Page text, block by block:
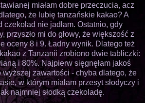
miałam dobre przeczucia, acz
że lubię tanzańskie kakao? A
czekolad nie jadłam. Ostatnio, gdy
przyszło mi do głowy, że większość z
oceny 8 i 9. Ładny wynik. Dlatego też
z Tanzanii zrobiono dwie tabliczki:
i 80%. Najpierw sięgnęłam jakoś
wyższej zawartości - chyba dlatego, że
w którym miałam przesyt słodyczy i
najmniej słodką czekoladę.